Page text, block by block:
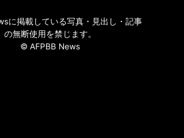
に掲載している写真・見出し・記事
の無断使用を禁じます。
© AFPBB News